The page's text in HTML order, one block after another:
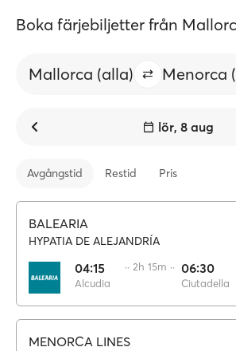
Boka färjebiljetter från
Mallorca (alla) Menorca
lör, 8 aug
Avgångstid Restid Pris
BALEARIA
HYPATIA DE ALEJANDRÍA
04:15
Alcudia
·· 2h 15m ·· 06:30
Ciutadella
MENORCA LINES